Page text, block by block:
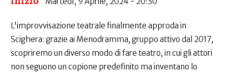
L'improvvisazione teatrale finalmente approda in
Scighera: grazie ai Menodramma, gruppo attivo dal 2017,
scopriremo un diverso modo di fare teatro, in cui gli attori
non seguono un copione predefinito ma inventano lo